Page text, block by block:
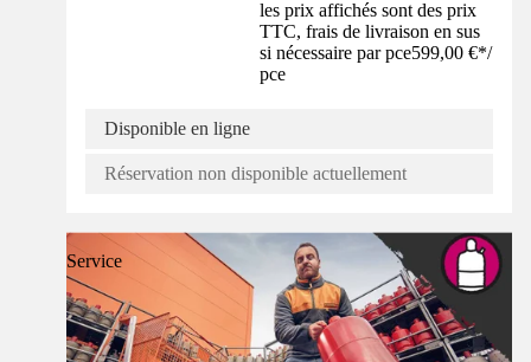
les prix affichés sont des prix
TTC, frais de livraison en sus
si nécessaire par pce599,00 €*/
pce
Disponible en ligne
Réservation non disponible actuellement
Service